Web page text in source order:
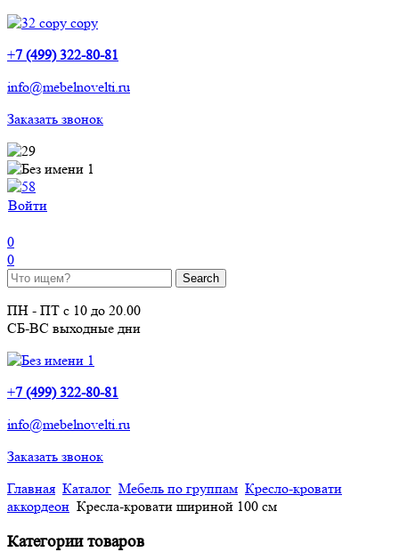
+7 (499) 322-80-81
info@mebelnovelti.ru
Заказать звонок
Войти
0
0
ПН - ПТ с 10 до 20.00
СБ-ВС выходные дни
+7 (499) 322-80-81
info@mebelnovelti.ru
Заказать звонок
Главная Каталог Мебель по группам Кресло-кровати
аккордеон Кресла-кровати шириной 100 см
Категории товаров